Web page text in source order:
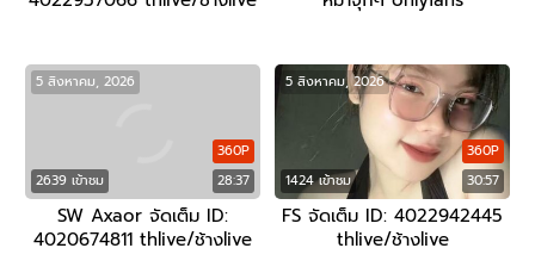
2639 เข้าชม 28:37
360P
5 สิงหาคม, 2026
SW Axaor จัดเต็ม ID:
4020674811 thlive/ช้างlive
1424 เข้าชม 30:57
360P
5 สิงหาคม, 2026
FS จัดเต็ม ID: 4022942445
thlive/ช้างlive